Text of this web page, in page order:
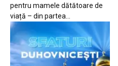
pentru mamele dătătoare de
viață – din partea...